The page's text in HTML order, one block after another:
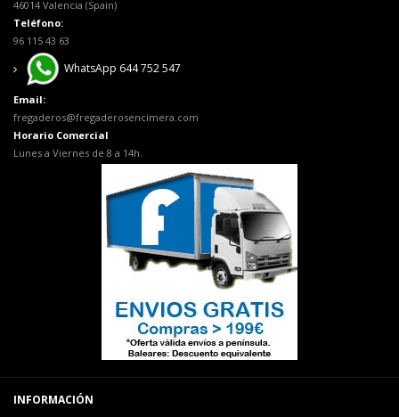
46014 Valencia (Spain)
Teléfono:
96 115 43 63
WhatsApp 644 752 547
Email:
fregaderos@fregaderosencimera.com
Horario Comercial
Lunes a Viernes de 8 a 14h.
INFORMACIÓN